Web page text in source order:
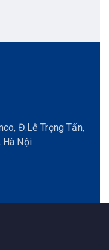
Đ.Lê Trọng Tấn,
Hà Nội